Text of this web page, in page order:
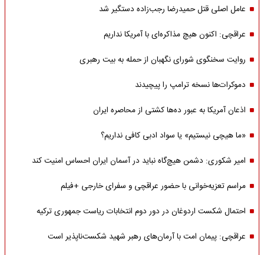
عامل اصلی قتل حمیدرضا رجب‌زاده دستگیر شد
عراقچی: اکنون هیچ مذاکره‌ای با آمریکا نداریم
روایت سخنگوی شورای نگهبان از حمله به بیت رهبری
دموکرات‌ها نسخه ترامپ را پیچیدند
اذعان آمریکا به عبور ده‌ها کشتی از محاصره ایران
«ما هیچی نیستیم» یا سواد ادبی کافی نداریم؟
امیر شکوری: دشمن هیچ‌گاه نباید در آسمان ایران احساس امنیت کند
مراسم تعزیه‌خوانی با حضور عراقچی و سفرای خارجی +فیلم
احتمال شکست اردوغان در دور دوم انتخابات ریاست جمهوری ترکیه
عراقچی: پیمان امت با آرمان‌های رهبر شهید شکست‌ناپذیر است